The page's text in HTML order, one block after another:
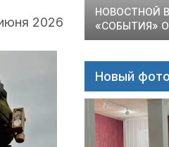
2026
НОВОСТНОЙ
«СОБЫТИЯ»
Новый